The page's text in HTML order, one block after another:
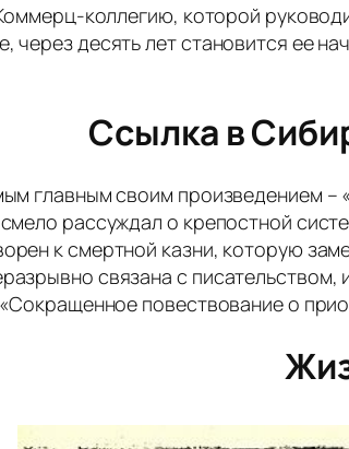
коллегию, которой
десять лет становится ее
Ссылка в
главным своим произведением –
рассуждал о крепостной
к смертной казни, которую
связана с писательством,
повествование о